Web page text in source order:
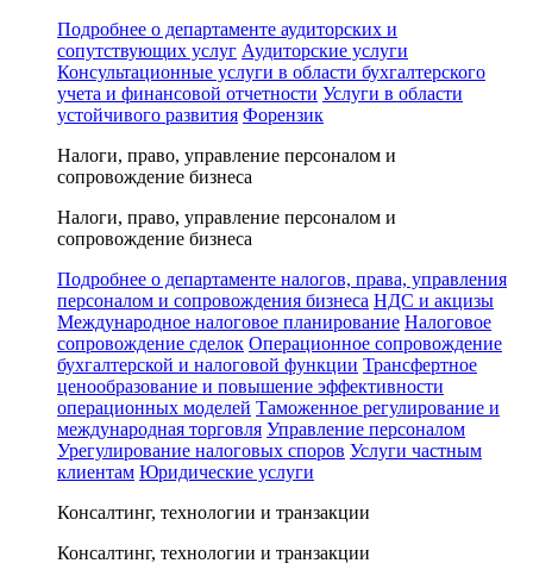
Подробнее о департаменте аудиторских и
сопутствующих услуг Аудиторские услуги
Консультационные услуги в области бухгалтерского
учета и финансовой отчетности Услуги в области
устойчивого развития Форензик
Налоги, право, управление персоналом и
сопровождение бизнеса
Налоги, право, управление персоналом и
сопровождение бизнеса
Подробнее о департаменте налогов, права, управления
персоналом и сопровождения бизнеса НДС и акцизы
Международное налоговое планирование Налоговое
сопровождение сделок Операционное сопровождение
бухгалтерской и налоговой функции Трансфертное
ценообразование и повышение эффективности
операционных моделей Таможенное регулирование и
международная торговля Управление персоналом
Урегулирование налоговых споров Услуги частным
клиентам Юридические услуги
Консалтинг, технологии и транзакции
Консалтинг, технологии и транзакции